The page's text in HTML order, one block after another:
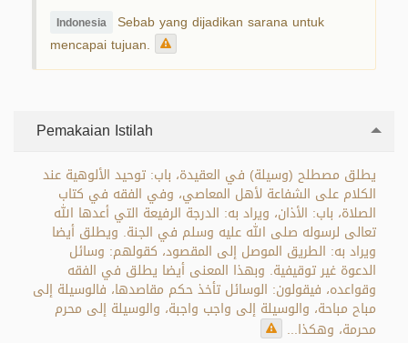
Indonesia Sebab yang dijadikan sarana untuk
mencapai tujuan.
Pemakaian Istilah
يطلق مصطلح (وسيلة) في العقيدة، باب: توحيد الألوهية عند
الكلام على الشفاعة لأهل المعاصي، وفي الفقه في كتاب
الصلاة، باب: الأذان، ويراد به: الدرجة الرفيعة التي أعدها الله
تعالى لرسوله صلى الله عليه وسلم في الجنة. ويطلق أيضا
ويراد به: الطريق الموصل إلى المقصود، كقولهم: وسائل
الدعوة غير توقيفية. وبهذا المعنى أيضا يطلق في الفقه
وقواعده، فيقولون: الوسائل تأخذ حكم مقاصدها، فالوسيلة إلى
مباح مباحة، والوسيلة إلى واجب واجبة، والوسيلة إلى محرم
محرمة، وهكذا...